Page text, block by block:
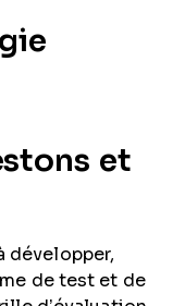
et
développer,
de test et de